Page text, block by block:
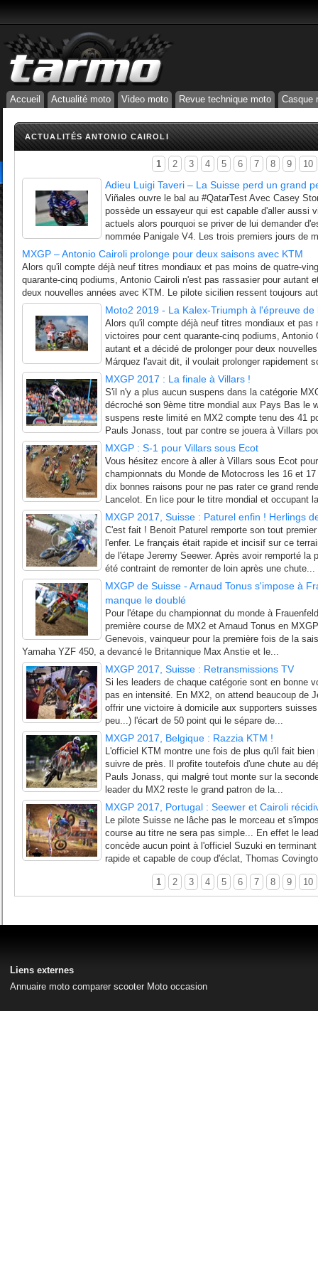
Accueil Actualité moto Video moto Revue technique moto Casque
ACTUALITÉS ANTONIO CAIROLI
1 2 3 4 5 6 7 8 9 10
Adieu Luigi Taveri – La Suisse perd un grand
Viñales ouvre le bal au #QatarTest Avec Casey
possède un essayeur qui est capable d'aller aussi
actuels alors pourquoi se priver de lui demander
nommée Panigale V4. Les trois premiers jours de
MXGP – Antonio Cairoli prolonge pour deux saisons avec KTM
Alors qu'il compte déjà neuf titres mondiaux et pas moins de quatre-
quarante-cinq podiums, Antonio Cairoli n'est pas rassasier pour autant
deux nouvelles années avec KTM. Le pilote sicilien ressent toujours
Moto2 2019 - La Kalex-Triumph à l'épreuve de
Alors qu'il compte déjà neuf titres mondiaux et pas
victoires pour cent quarante-cinq podiums, Antonio
autant et a décidé de prolonger pour deux
Márquez l'avait dit, il voulait prolonger rapidement
MXGP 2017 : La finale à Villars !
S'il n'y a plus aucun suspens dans la catégorie
décroché son 9ème titre mondial aux Pays Bas le
suspens reste limité en MX2 compte tenu des 41
Pauls Jonass, tout par contre se jouera à Villars
MXGP : S-1 pour Villars sous Ecot
Vous hésitez encore à aller à Villars sous Ecot
championnats du Monde de Motocross les 16 et
dix bonnes raisons pour ne pas rater ce grand
Lancelot. En lice pour le titre mondial et occupant
MXGP 2017, Suisse : Paturel enfin ! Herlings
C'est fait ! Benoit Paturel remporte son tout
l'enfer. Le français était rapide et incisif sur ce
de l'étape Jeremy Seewer. Après avoir remporté la
été contraint de remonter de loin après une chute...
MXGP de Suisse - Arnaud Tonus s'impose à
manque le doublé
Pour l'étape du championnat du monde à
première course de MX2 et Arnaud Tonus en
Genevois, vainqueur pour la première fois de la
Yamaha YZF 450, a devancé le Britannique Max Anstie et le...
MXGP 2017, Suisse : Retransmissions TV
Si les leaders de chaque catégorie sont en bonne
pas en intensité. En MX2, on attend beaucoup de
offrir une victoire à domicile aux supporters
peu...) l'écart de 50 point qui le sépare de...
MXGP 2017, Belgique : Razzia KTM !
L'officiel KTM montre une fois de plus qu'il fait
suivre de près. Il profite toutefois d'une chute au
Pauls Jonass, qui malgré tout monte sur la
leader du MX2 reste le grand patron de la...
MXGP 2017, Portugal : Seewer et Cairoli
Le pilote Suisse ne lâche pas le morceau et
course au titre ne sera pas simple... En effet le
concède aucun point à l'officiel Suzuki en
rapide et capable de coup d'éclat, Thomas
1 2 3 4 5 6 7 8 9 10
Liens externes
Annuaire moto comparer scooter Moto occasion